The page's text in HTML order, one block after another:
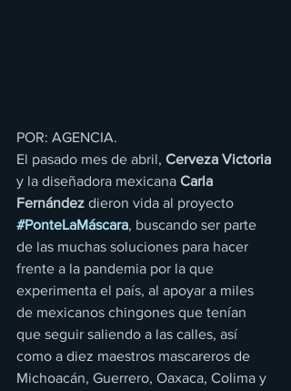
POR: AGENCIA.
El pasado mes de abril, Cerveza Victoria
y la diseñadora mexicana Carla
Fernández dieron vida al proyecto
#PonteLaMáscara, buscando ser parte
de las muchas soluciones para hacer
frente a la pandemia por la que
experimenta el país, al apoyar a miles
de mexicanos chingones que tenían
que seguir saliendo a las calles, así
como a diez maestros mascareros de
Michoacán, Guerrero, Oaxaca, Colima y